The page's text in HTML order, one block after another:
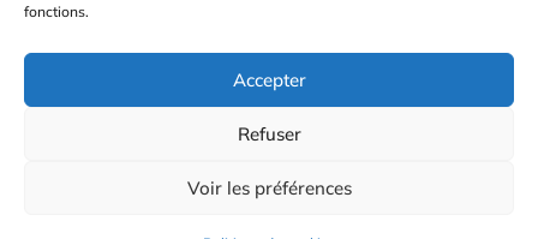
fonctions.
Accepter
Refuser
Voir les préférences
Lanespede